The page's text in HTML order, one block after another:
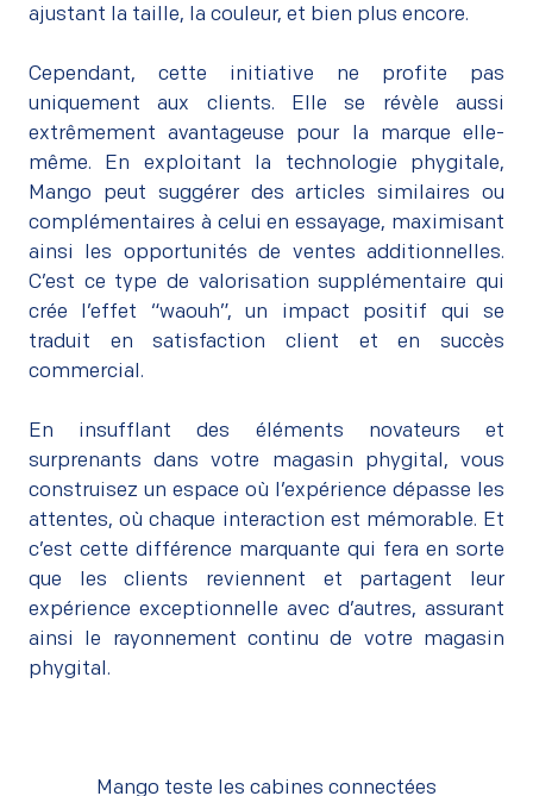
ajustant la taille, la couleur, et bien plus encore.
Cependant, cette initiative ne profite pas
uniquement aux clients. Elle se révèle aussi
extrêmement avantageuse pour la marque elle-
même. En exploitant la technologie phygitale,
Mango peut suggérer des articles similaires ou
complémentaires à celui en essayage, maximisant
ainsi les opportunités de ventes additionnelles.
C’est ce type de valorisation supplémentaire qui
crée l’effet “waouh”, un impact positif qui se
traduit en satisfaction client et en succès
commercial.
En insufflant des éléments novateurs et
surprenants dans votre magasin phygital, vous
construisez un espace où l’expérience dépasse les
attentes, où chaque interaction est mémorable. Et
c’est cette différence marquante qui fera en sorte
que les clients reviennent et partagent leur
expérience exceptionnelle avec d’autres, assurant
ainsi le rayonnement continu de votre magasin
phygital.
Mango teste les cabines connectées